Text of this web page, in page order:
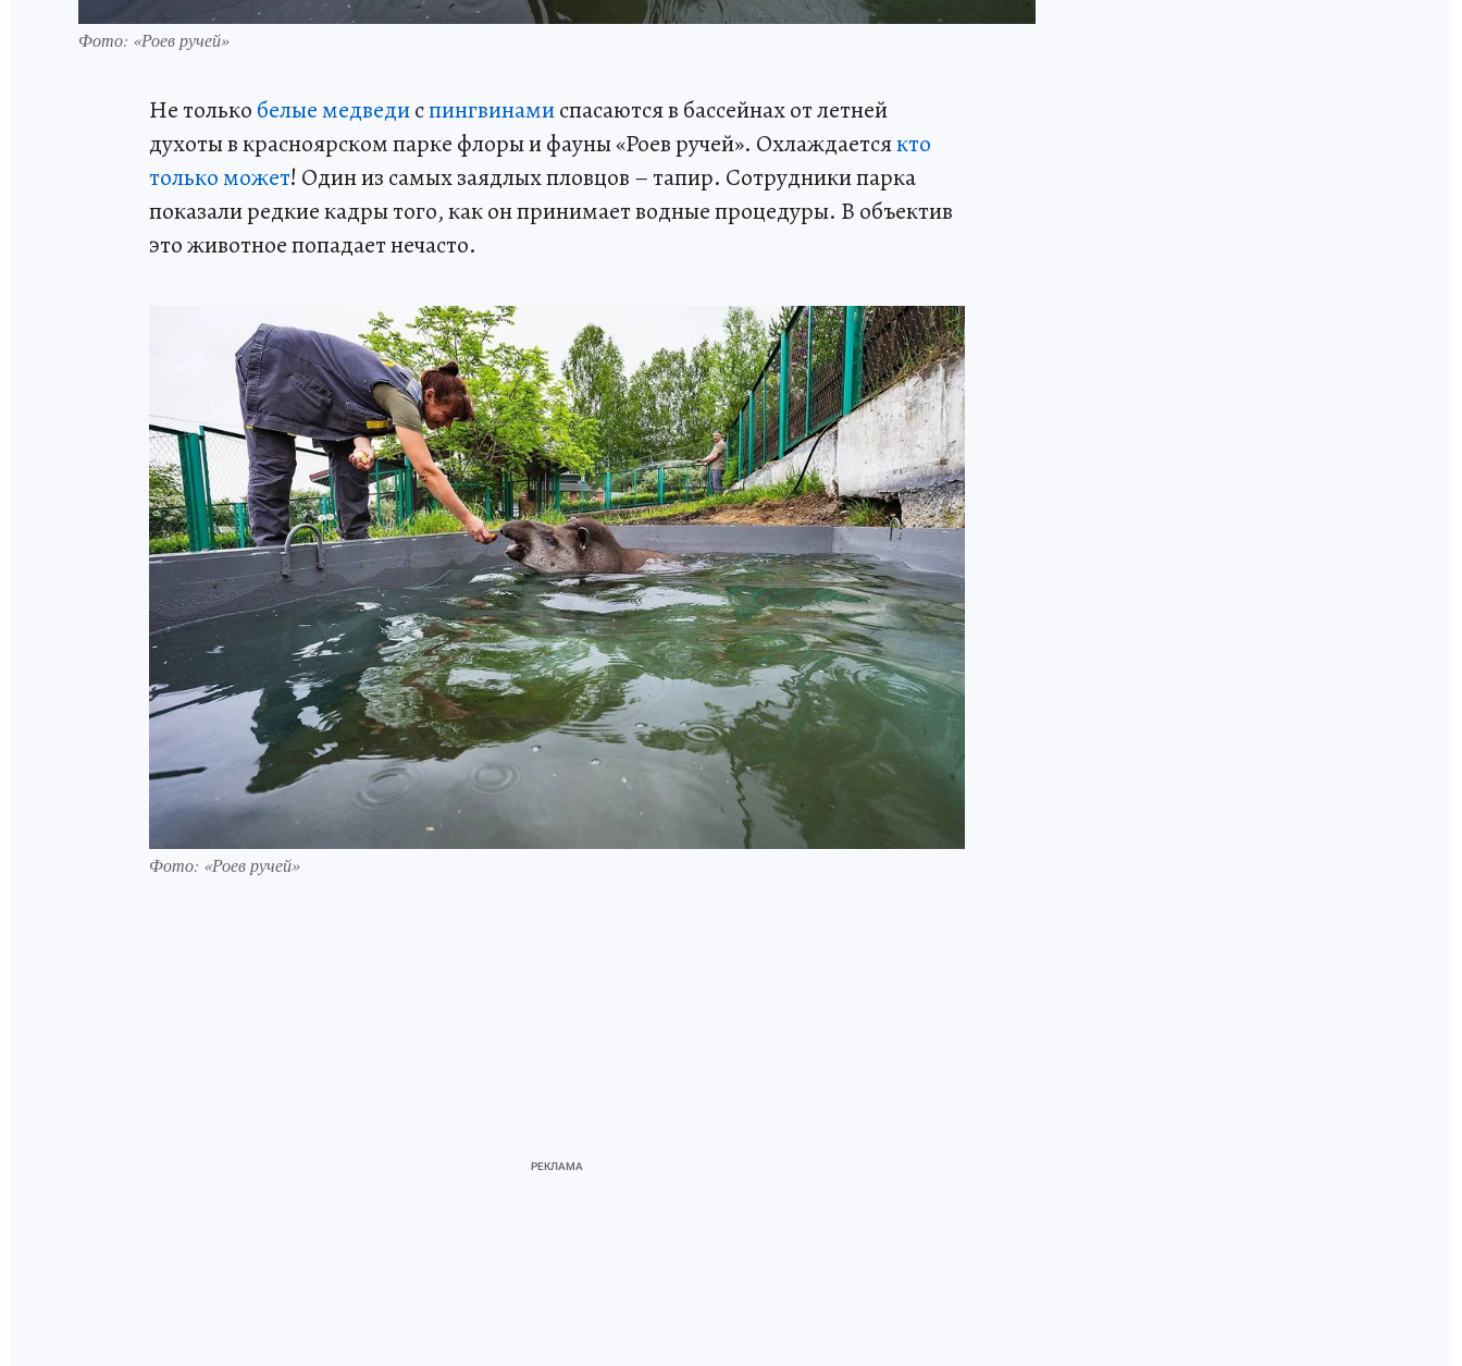
Фото: «Роев ручей»
Не только белые медведиспингвинамиспасаются в бассейнах от летней
духоты в красноярском парке флоры и фауны «Роев ручей». Охлаждаетсякто
только может! Один из самых заядлых пловцов – тапир. Сотрудники парка
показали редкие кадры того, как он принимает водные процедуры. В объектив
это животное попадает нечасто.
Фото: «Роев ручей»